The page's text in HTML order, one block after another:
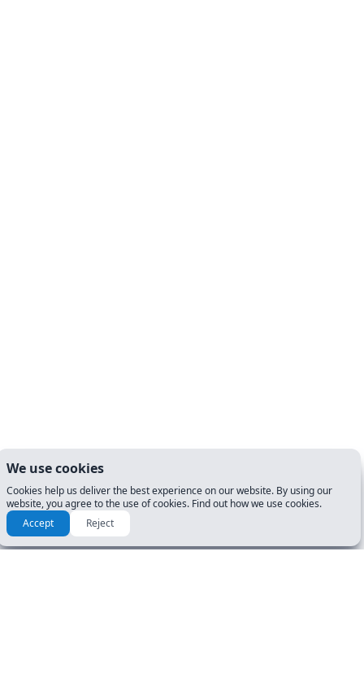
We use cookies
Cookies help us deliver the best experience on our website. By using our
website, you agree to the use of cookies. Find out how we use cookies.
Accept
Reject